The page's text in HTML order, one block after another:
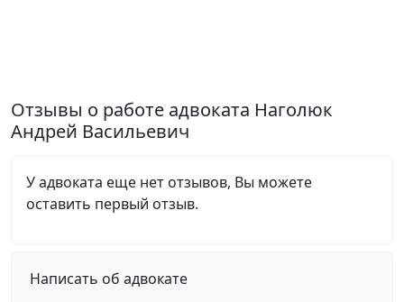
Отзывы о работе адвоката Наголюк
Андрей Васильевич
У адвоката еще нет отзывов, Вы можете
оставить первый отзыв.
Написать об адвокате